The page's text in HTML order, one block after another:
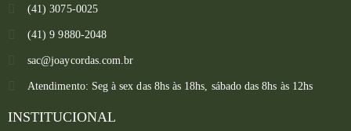
(41) 3075-0025
(41) 9 9880-2048
sac@joaycordas.com.br
Atendimento: Seg à sex das 8hs às 18hs, sábado das 8hs às 12hs
INSTITUCIONAL